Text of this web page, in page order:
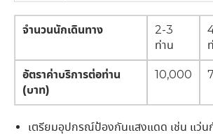
จำนวนนักเดินทาง
2-3
ท่าน
อัตราค่าบริการต่อท่าน
(บาท)
10,000
เตรียมอุปกรณ์ป้องกันแสงแดด เช่น แว่